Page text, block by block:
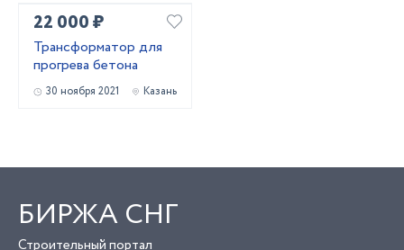
22 000 ₽
Трансформатор для
прогрева бетона
30 ноября 2021 Казань
БИРЖА СНГ
Строительный портал